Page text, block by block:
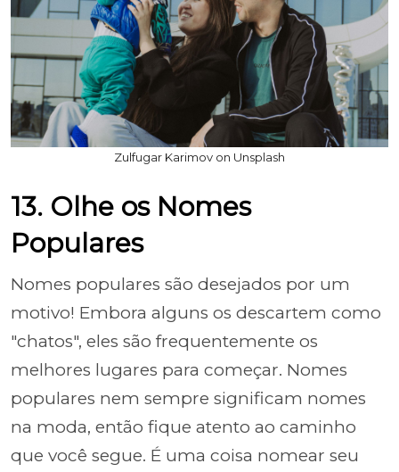
Zulfugar Karimov on Unsplash
13. Olhe os Nomes
Populares
Nomes populares são desejados por um
motivo! Embora alguns os descartem como
"chatos", eles são frequentemente os
melhores lugares para começar. Nomes
populares nem sempre significam nomes
na moda, então fique atento ao caminho
que você segue. É uma coisa nomear seu